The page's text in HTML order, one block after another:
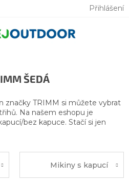
Přihlášení
ŠEDÁ
značky TRIMM si můžete vybrat
Na našem eshopu je
bez kapuce. Stačí si jen
Mikiny s kapucí